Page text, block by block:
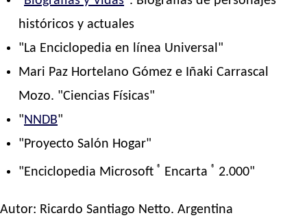
históricos y actuales
"La Enciclopedia en línea Universal"
Mari Paz Hortelano Gómez e Iñaki Carrascal
Mozo. "Ciencias Físicas"
"NNDB"
"Proyecto Salón Hogar"
"Enciclopedia Microsoft ® Encarta ® 2.000"
Autor: Ricardo Santiago Netto. Argentina